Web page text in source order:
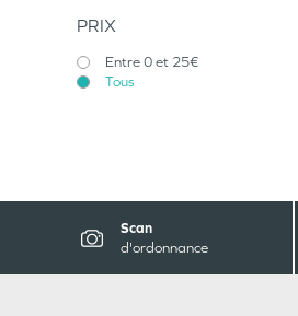
PRIX
Entre 0 et 25€
Tous
Scan
d'ordonnance